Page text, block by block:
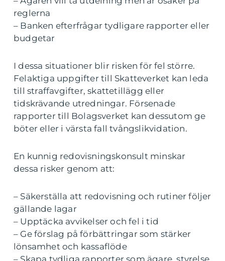
reglerna
– Banken efterfrågar tydligare rapporter eller
budgetar
I dessa situationer blir risken för fel större.
Felaktiga uppgifter till Skatteverket kan leda
till straffavgifter, skattetillägg eller
tidskrävande utredningar. Försenade
rapporter till Bolagsverket kan dessutom ge
böter eller i värsta fall tvångslikvidation.
En kunnig redovisningskonsult minskar
dessa risker genom att:
– Säkerställa att redovisning och rutiner följer
gällande lagar
– Upptäcka avvikelser och fel i tid
– Ge förslag på förbättringar som stärker
lönsamhet och kassaflöde
– Skapa tydliga rapporter som ägare, styrelse